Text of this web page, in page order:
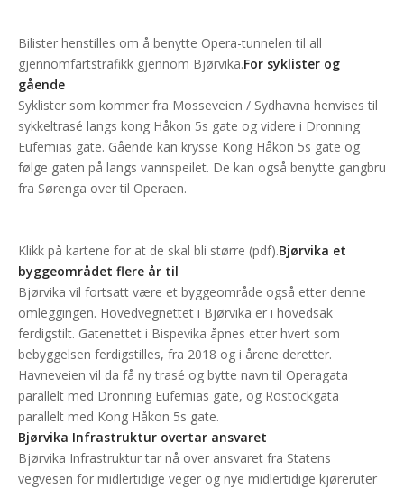
Bilister henstilles om å benytte Opera-tunnelen til all
gjennomfartstrafikk gjennom Bjørvika.For syklister og
gående
Syklister som kommer fra Mosseveien / Sydhavna henvises til
sykkeltrasé langs kong Håkon 5s gate og videre i Dronning
Eufemias gate. Gående kan krysse Kong Håkon 5s gate og
følge gaten på langs vannspeilet. De kan også benytte gangbru
fra Sørenga over til Operaen.
Klikk på kartene for at de skal bli større (pdf).Bjørvika et
byggeområdet flere år til
Bjørvika vil fortsatt være et byggeområde også etter denne
omleggingen. Hovedvegnettet i Bjørvika er i hovedsak
ferdigstilt. Gatenettet i Bispevika åpnes etter hvert som
bebyggelsen ferdigstilles, fra 2018 og i årene deretter.
Havneveien vil da få ny trasé og bytte navn til Operagata
parallelt med Dronning Eufemias gate, og Rostockgata
parallelt med Kong Håkon 5s gate.
Bjørvika Infrastruktur overtar ansvaret
Bjørvika Infrastruktur tar nå over ansvaret fra Statens
vegvesen for midlertidige veger og nye midlertidige kjøreruter